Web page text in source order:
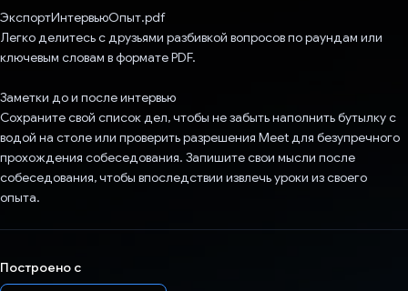
ЭкспортИнтервьюОпыт.pdf
Легко делитесь с друзьями разбивкой вопросов по раундам или
ключевым словам в формате PDF.
Заметки до и после интервью
Сохраните свой список дел, чтобы не забыть наполнить бутылку с
водой на столе или проверить разрешения Meet для безупречного
прохождения собеседования. Запишите свои мысли после
собеседования, чтобы впоследствии извлечь уроки из своего
опыта.
Построено с